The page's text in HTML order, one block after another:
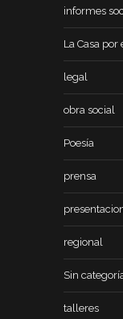
informes
La Casa por
legal
obra social
Poesía
prensa
regional
Sin
talleres